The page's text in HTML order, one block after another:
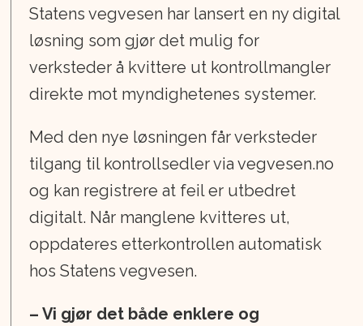
Statens vegvesen har lansert en ny digital
løsning som gjør det mulig for
verksteder å kvittere ut kontrollmangler
direkte mot myndighetenes systemer.
Med den nye løsningen får verksteder
tilgang til kontrollsedler via vegvesen.no
og kan registrere at feil er utbedret
digitalt. Når manglene kvitteres ut,
oppdateres etterkontrollen automatisk
hos Statens vegvesen.
– Vi gjør det både enklere og